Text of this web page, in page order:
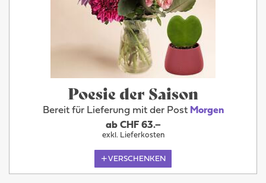
Poesie der Saison
Bereit für Lieferung mit der Post Morgen
ab CHF 63.–
exkl. Lieferkosten
VERSCHENKEN